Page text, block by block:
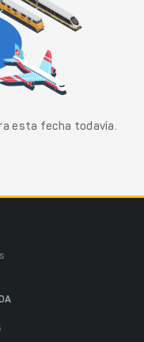
esta fecha todavía.